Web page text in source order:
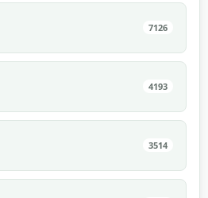
7126
4193
3514